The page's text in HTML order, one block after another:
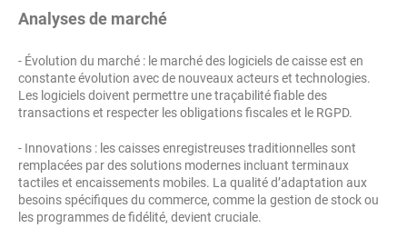
Analyses de marché
- Évolution du marché : le marché des logiciels de caisse est en
constante évolution avec de nouveaux acteurs et technologies.
Les logiciels doivent permettre une traçabilité fiable des
transactions et respecter les obligations fiscales et le RGPD.
- Innovations : les caisses enregistreuses traditionnelles sont
remplacées par des solutions modernes incluant terminaux
tactiles et encaissements mobiles. La qualité d’adaptation aux
besoins spécifiques du commerce, comme la gestion de stock ou
les programmes de fidélité, devient cruciale.